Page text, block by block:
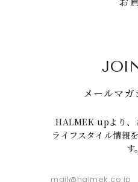
メールマ
HALMEK upより、
ライフスタイル情報
す。